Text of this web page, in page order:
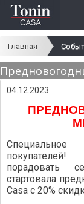
Главная
04.12.2023
порадовать
стартовала
Casa c 20%